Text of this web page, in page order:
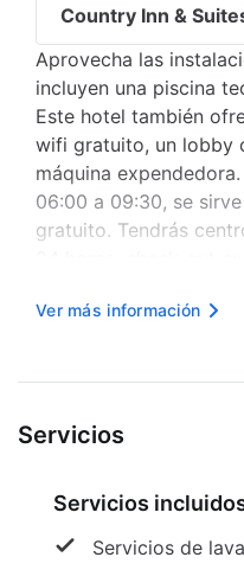
Country Inn &
Aprovecha las
incluyen una piscina
Este hotel también
wifi gratuito, un lobby
máquina
06:00 a 09:30, se
gratuito. Tendrás
gratis disponible. Te
Ver más información
Servicios
Servicios
Servicios de